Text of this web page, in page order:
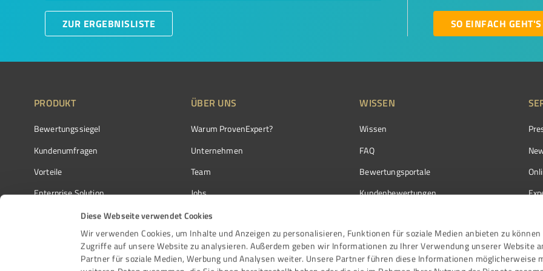
Diese Webseite verwendet Cookies
Wir verwenden Cookies, um Inhalte und Anzeigen zu personalisieren, Funktionen für soziale Medien anbieten zu können
Zugriffe auf unsere Website zu analysieren. Außerdem geben wir Informationen zu Ihrer Verwendung unserer Website
Partner für soziale Medien, Werbung und Analysen weiter. Unsere Partner führen diese Informationen möglicherweise
ZUR ERGEBNISLISTE SO EINFACH GEHT'S
PRODUKT
Bewertungssiegel
Kundenumfragen
Vorteile
Enterprise Solution
Partnerprogramm
Auszeichnungen
ÜBER UNS
Warum ProvenExpert?
Unternehmen
Team
Jobs
Kundenstimmen
Kontakt
WISSEN
Wissen
FAQ
Bewertungsportale
Kundenbewertungen
Bewertungs­richtlinien
Events